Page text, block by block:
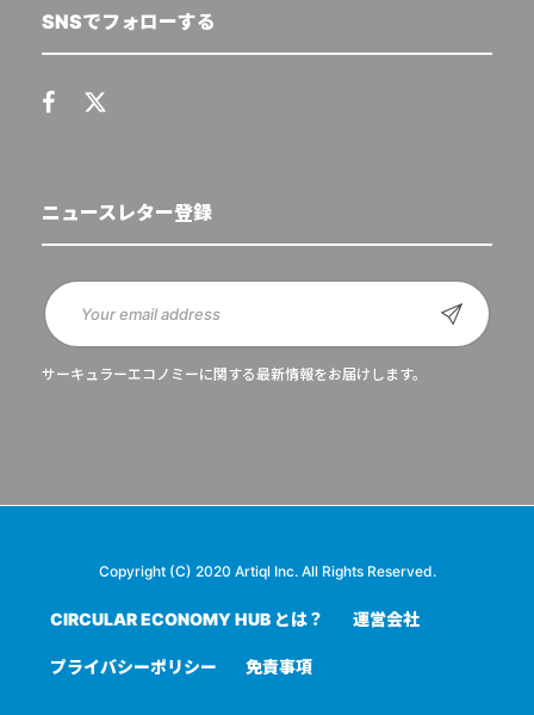
SNSでフォローする
ニュースレター登録
サーキュラーエコノミーに関する最新情報をお届けします。
Copyright (C) 2020 Artiql Inc. All Rights Reserved.
CIRCULAR ECONOMY HUB とは？ 運営会社
プライバシーポリシー 免責事項